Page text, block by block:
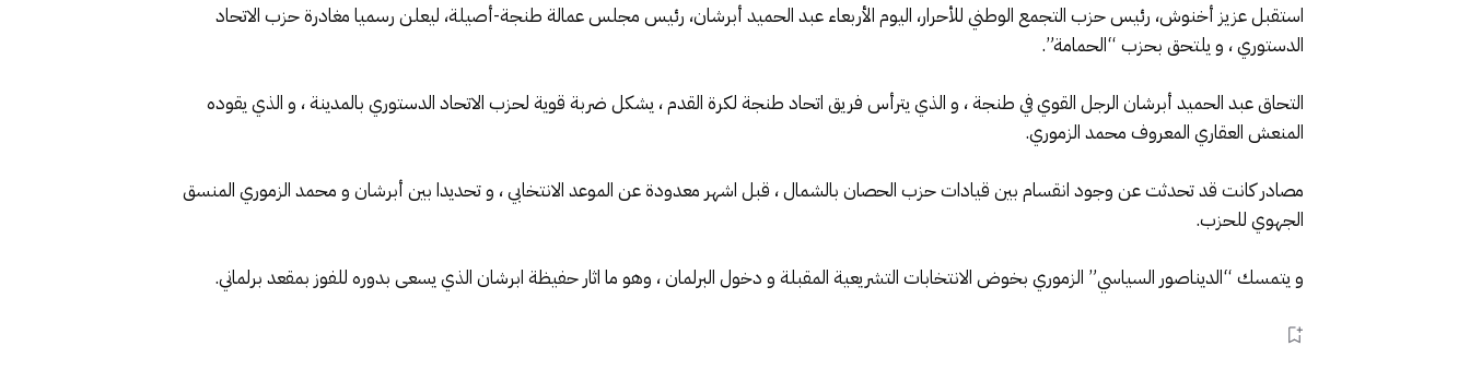
استقبل عزيز أخنوش، رئيس حزب التجمع الوطني للأحرار، اليوم الأربعاء عبد الحميد أبرشان، رئيس مجلس عمالة طنجة-أصيلة، ليعلن رسميا مغادرة حزب الاتحاد
الدستوري ، و يلتحق بحزب “الحمامة”.
التحاق عبد الحميد أبرشان الرجل القوي في طنجة ، و الذي يترأس فريق اتحاد طنجة لكرة القدم ، يشكل ضربة قوية لحزب الاتحاد الدستوري بالمدينة ، و الذي يقوده
المنعش العقاري المعروف محمد الزموري.
مصادر كانت قد تحدثت عن وجود انقسام بين قيادات حزب الحصان بالشمال ، قبل اشهر معدودة عن الموعد الانتخابي ، و تحديدا بين أبرشان و محمد الزموري المنسق
الجهوي للحزب.
و يتمسك “الديناصور السياسي” الزموري بخوض الانتخابات التشريعية المقبلة و دخول البرلمان ، وهو ما اثار حفيظة ابرشان الذي يسعى بدوره للفوز بمقعد برلماني.